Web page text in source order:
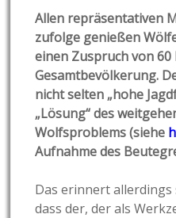
Allen repräsentativen
zufolge genießen
einen Zuspruch von 60
Gesamtbevölkerung.
nicht selten „hohe
„Lösung“ des
Wolfsproblems (siehe
Aufnahme des
Das erinnert
dass der, der als